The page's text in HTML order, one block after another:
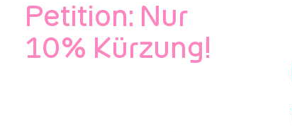
Petition: Nur
10% Kürzung!